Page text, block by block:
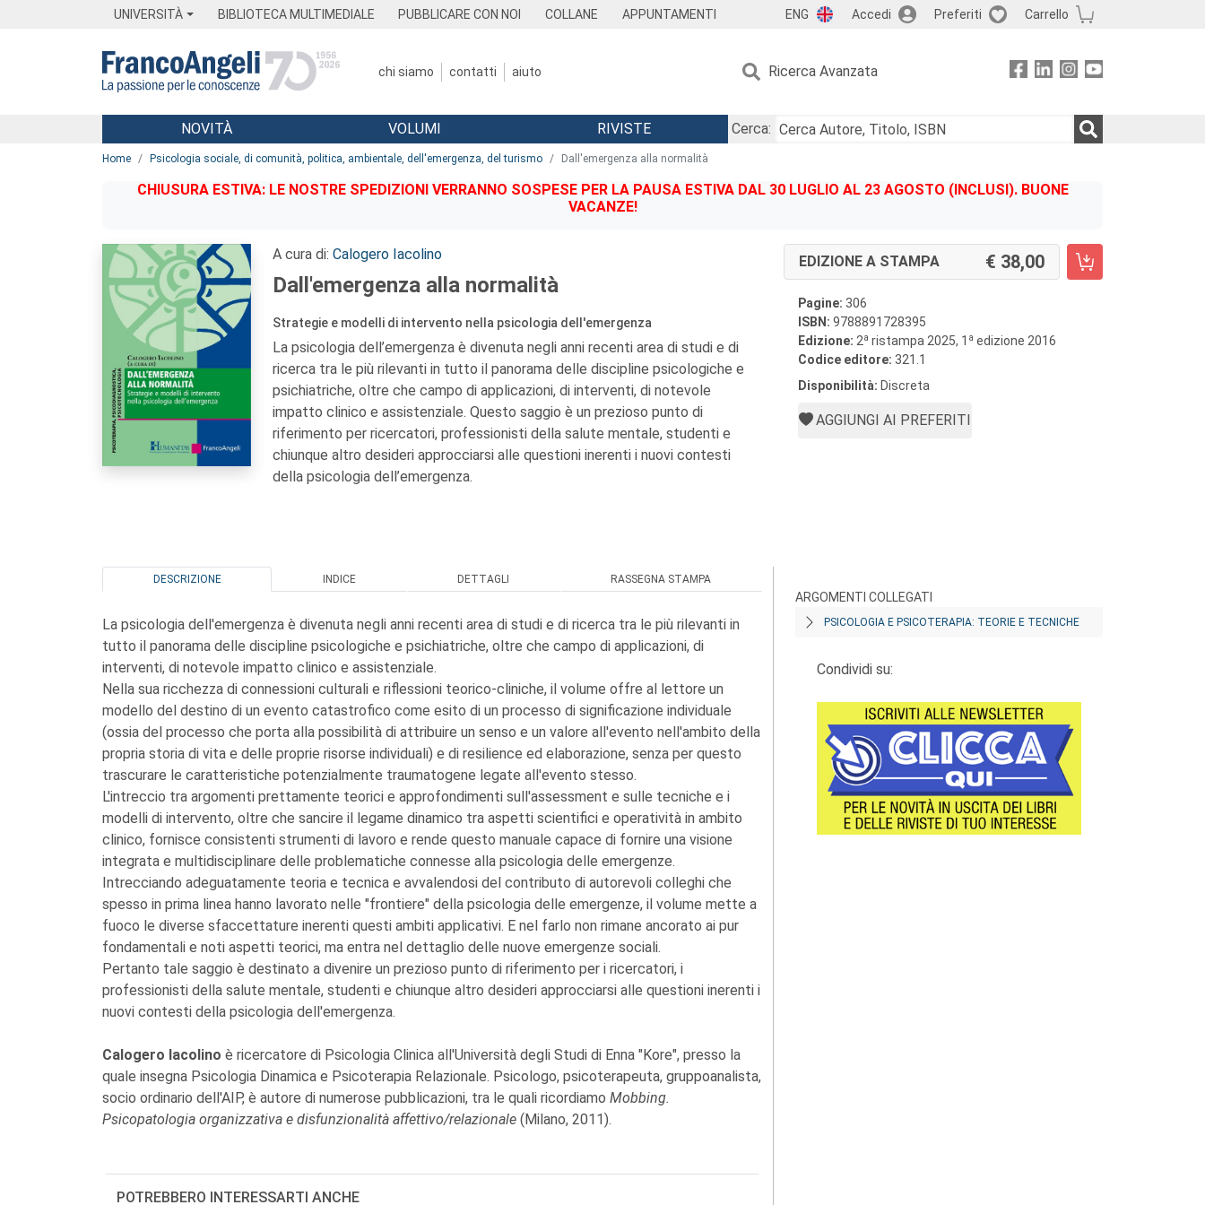
UNIVERSITÀ BIBLIOTECA MULTIMEDIALE PUBBLICARE CON NOI COLLANE APPUNTAMENTI ENG Accedi Preferiti Carrello
chi siamo contatti aiuto Ricerca Avanzata
Menu
NOVITÀ VOLUMI RIVISTE
Cerca:
Home Psicologia sociale, di comunità, politica, ambientale, dell'emergenza, del turismo Dall'emergenza alla normalità
CHIUSURA ESTIVA: LE NOSTRE SPEDIZIONI VERRANNO SOSPESE PER LA PAUSA ESTIVA DAL 30 LUGLIO AL 23 AGOSTO (INCLUSI). BUONE
VACANZE!
A cura di: Calogero Iacolino
Dall'emergenza alla normalità
Strategie e modelli di intervento nella psicologia dell'emergenza
La psicologia dell’emergenza è divenuta negli anni recenti area di studi e di
ricerca tra le più rilevanti in tutto il panorama delle discipline psicologiche e
psichiatriche, oltre che campo di applicazioni, di interventi, di notevole
impatto clinico e assistenziale. Questo saggio è un prezioso punto di
riferimento per ricercatori, professionisti della salute mentale, studenti e
chiunque altro desideri approcciarsi alle questioni inerenti i nuovi contesti
della psicologia dell’emergenza.
EDIZIONE A STAMPA 38,00
Pagine: 306
ISBN: 9788891728395
Edizione: 2a ristampa 2025, 1 a edizione 2016
Codice editore: 321.1
Disponibilità: Discreta
AGGIUNGI AI PREFERITI
DESCRIZIONE INDICE DETTAGLI RASSEGNA STAMPA
La psicologia dell'emergenza è divenuta negli anni recenti area di studi e di ricerca tra le più rilevanti in
tutto il panorama delle discipline psicologiche e psichiatriche, oltre che campo di applicazioni, di
interventi, di notevole impatto clinico e assistenziale.
Nella sua ricchezza di connessioni culturali e riflessioni teorico-cliniche, il volume offre al lettore un
modello del destino di un evento catastrofico come esito di un processo di significazione individuale
(ossia del processo che porta alla possibilità di attribuire un senso e un valore all'evento nell'ambito della
propria storia di vita e delle proprie risorse individuali) e di resilience ed elaborazione, senza per questo
trascurare le caratteristiche potenzialmente traumatogene legate all'evento stesso.
L'intreccio tra argomenti prettamente teorici e approfondimenti sull'assessment e sulle tecniche e i
modelli di intervento, oltre che sancire il legame dinamico tra aspetti scientifici e operatività in ambito
clinico, fornisce consistenti strumenti di lavoro e rende questo manuale capace di fornire una visione
integrata e multidisciplinare delle problematiche connesse alla psicologia delle emergenze.
Intrecciando adeguatamente teoria e tecnica e avvalendosi del contributo di autorevoli colleghi che
spesso in prima linea hanno lavorato nelle "frontiere" della psicologia delle emergenze, il volume mette a
fuoco le diverse sfaccettature inerenti questi ambiti applicativi. E nel farlo non rimane ancorato ai pur
fondamentali e noti aspetti teorici, ma entra nel dettaglio delle nuove emergenze sociali.
Pertanto tale saggio è destinato a divenire un prezioso punto di riferimento per i ricercatori, i
professionisti della salute mentale, studenti e chiunque altro desideri approcciarsi alle questioni inerenti i
nuovi contesti della psicologia dell'emergenza.
Calogero Iacolino è ricercatore di Psicologia Clinica all'Università degli Studi di Enna "Kore", presso la
quale insegna Psicologia Dinamica e Psicoterapia Relazionale. Psicologo, psicoterapeuta, gruppoanalista,
socio ordinario dell'AIP, è autore di numerose pubblicazioni, tra le quali ricordiamo Mobbing.
Psicopatologia organizzativa e disfunzionalità affettivo/relazionale (Milano, 2011).
POTREBBERO INTERESSARTI ANCHE
ARGOMENTI COLLEGATI
PSICOLOGIA E PSICOTERAPIA: TEORIE E TECNICHE
Condividi su: